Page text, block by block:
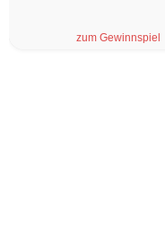
zum Gewinnspiel